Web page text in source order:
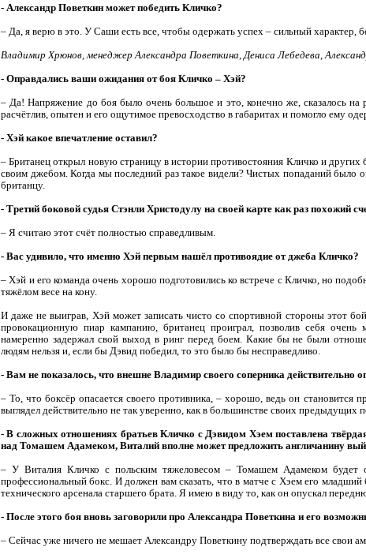
- Александр Поветкин может победить Кличко?
– Да, я верю в это. У Саши есть все, чтобы одержать успех – сильный характер,
Владимир Хрюнов, менеджер Александра Поветкина, Дениса Лебедева,
- Оправдались ваши ожидания от боя Кличко – Хэй?
– Да! Напряжение до боя было очень большое и это, конечно же, сказалось на
расчётлив, опытен и его ощутимое превосходство в габаритах и помогло ему
- Хэй какое впечатление оставил?
– Британец открыл новую страницу в истории противостояния Кличко и других
своим джебом. Когда мы последний раз такое видели? Чистых попаданий
британцу.
- Третий боковой судья Стэнли Христодулу на своей карте как раз похожий
– Я считаю этот счёт полностью справедливым.
- Вас удивило, что именно Хэй первым нашёл противоядие от джеба Кличко?
– Хэй и его команда очень хорошо подготовились ко встрече с Кличко, но
тяжёлом весе на кону.
И даже не выиграв, Хэй может записать чисто со спортивной стороны этот
провокационную пиар кампанию, британец проиграл, позволив себя
намеренно задержал свой выход в ринг перед боем. Какие бы не были
людям нельзя и, если бы Дэвид победил, то это было бы несправедливо.
- Вам не показалось, что внешне Владимир своего соперника действительно
– То, что боксёр опасается своего противника, – хорошо, ведь он становится
выглядел действительно не так уверенно, как в большинстве своих предыдущих
- В сложных отношениях братьев Кличко с Дэвидом Хэем поставлена
над Томашем Адамеком, Виталий вполне может предложить англичанину
– У Виталия Кличко с польским тяжеловесом – Томашем Адамеком
профессиональный бокс. И должен вам сказать, что в матче с Хэем его младший
технического арсенала старшего брата. Я имею в виду то, как он опускал
- После этого боя вновь заговорили про Александра Поветкина и его
– Сейчас уже ничего не мешает Александру Поветкину подтверждать все свои